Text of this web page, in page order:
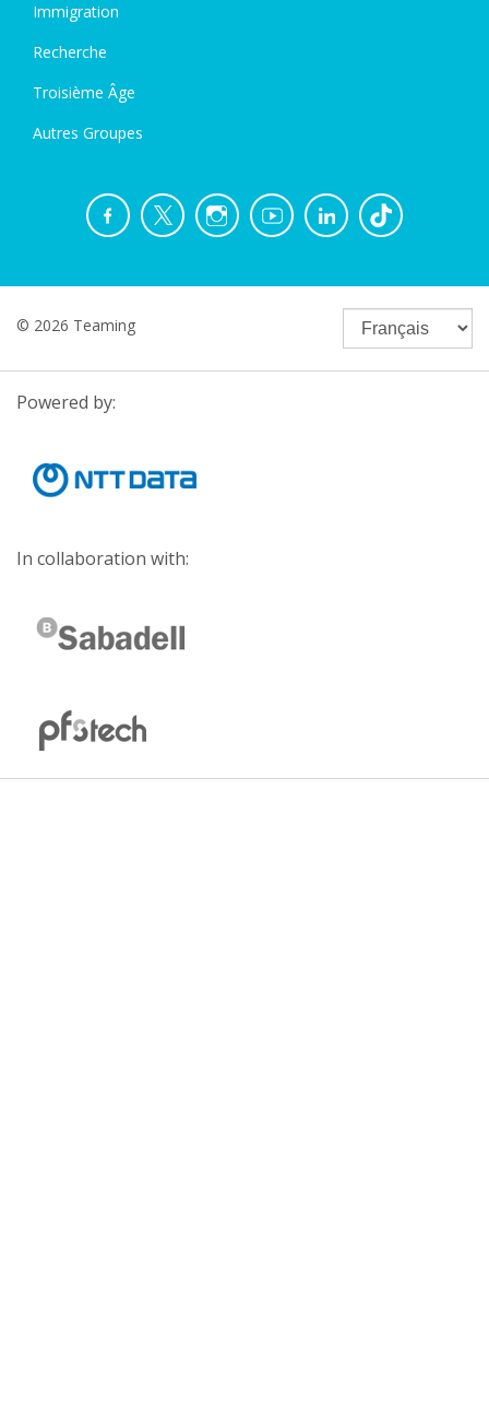
Immigration
Recherche
Troisième Âge
Autres Groupes
© 2026 Teaming
Powered by:
In collaboration with: